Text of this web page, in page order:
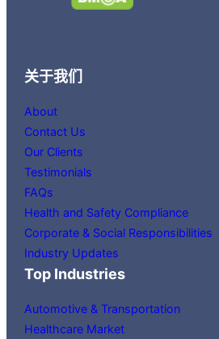
关于我们
About
Contact Us
Our Clients
Testimonials
FAQs
Health and Safety Compliance
Corporate & Social Responsibilities
Industry Updates
Top Industries
Automotive & Transportation
Healthcare Market